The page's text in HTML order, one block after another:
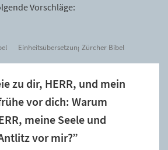
Vorschläge:
Einheitsübersetzung Zürcher Bibel
zu dir, HERR, und mein
vor dich: Warum
meine Seele und
vor mir?”